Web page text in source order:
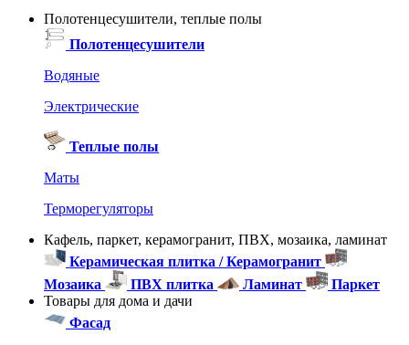
Полотенцесушители, теплые полы
Полотенцесушители
Водяные
Электрические
Теплые полы
Маты
Терморегуляторы
Кафель, паркет, керамогранит, ПВХ, мозаика, ламинат
Керамическая плитка / Керамогранит
Мозаика
ПВХ плитка Ламинат
Паркет
Товары для дома и дачи
Фасад